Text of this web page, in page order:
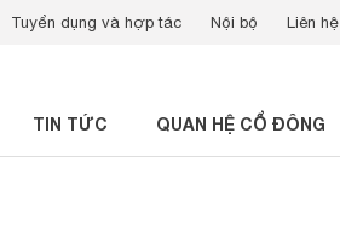
Tuyển dụng và hợp tác Nội bộ Liên hệ
TIN TỨC QUAN HỆ CỔ ĐÔNG